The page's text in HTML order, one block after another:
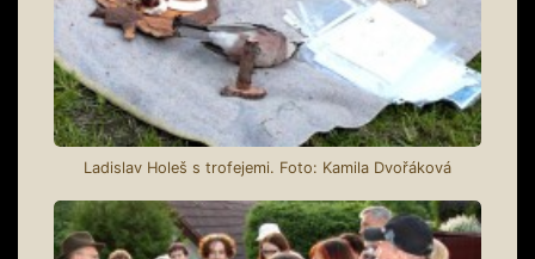
Ladislav Holeš s trofejemi. Foto: Kamila Dvořáková